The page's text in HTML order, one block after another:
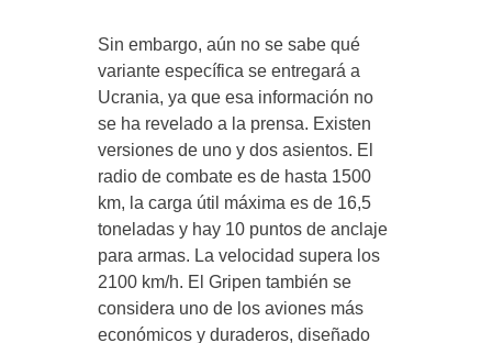
Sin embargo, aún no se sabe qué
variante específica se entregará a
Ucrania, ya que esa información no
se ha revelado a la prensa. Existen
versiones de uno y dos asientos. El
radio de combate es de hasta 1500
km, la carga útil máxima es de 16,5
toneladas y hay 10 puntos de anclaje
para armas. La velocidad supera los
2100 km/h. El Gripen también se
considera uno de los aviones más
económicos y duraderos, diseñado